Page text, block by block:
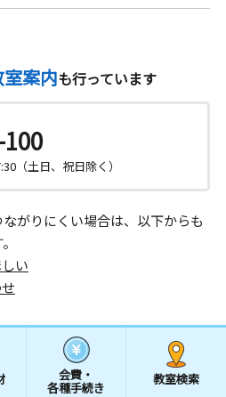
案内も行っています
（土日、祝日除く）
がりにくい場合は、以下からも
い
会費・
各種手続き
教室検索